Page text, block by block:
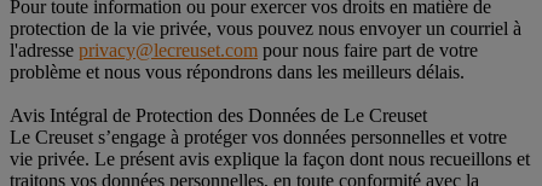
Pour toute information ou pour exercer vos droits en matière de
protection de la vie privée, vous pouvez nous envoyer un courriel à
l'adresse privacy@lecreuset.com pour nous faire part de votre
problème et nous vous répondrons dans les meilleurs délais.
Avis Intégral de Protection des Données de Le Creuset
Le Creuset s’engage à protéger vos données personnelles et votre
vie privée. Le présent avis explique la façon dont nous recueillons et
traitons vos données personnelles, en toute conformité avec la